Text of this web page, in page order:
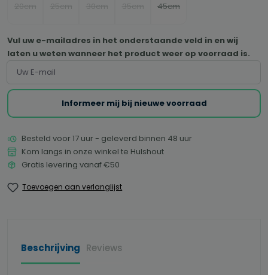
45cm
Vul uw e-mailadres in het onderstaande veld in en wij
laten u weten wanneer het product weer op voorraad is.
Informeer mij bij nieuwe voorraad
Besteld voor 17 uur - geleverd binnen 48 uur
Kom langs in onze winkel te Hulshout
Gratis levering vanaf €50
Toevoegen aan verlanglijst
Beschrijving Reviews